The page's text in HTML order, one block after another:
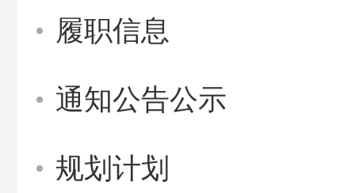
履职信息
通知公告公示
规划计划